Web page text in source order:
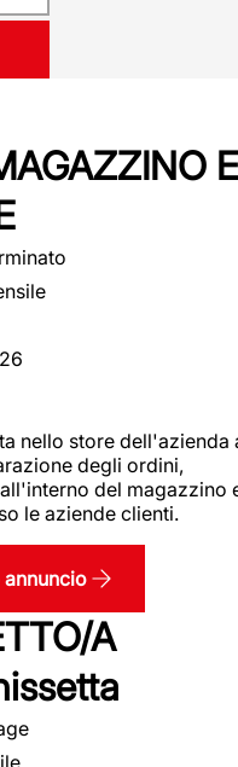
E
nello store dell'azienda
degli ordini,
del magazzino
le aziende clienti.
A